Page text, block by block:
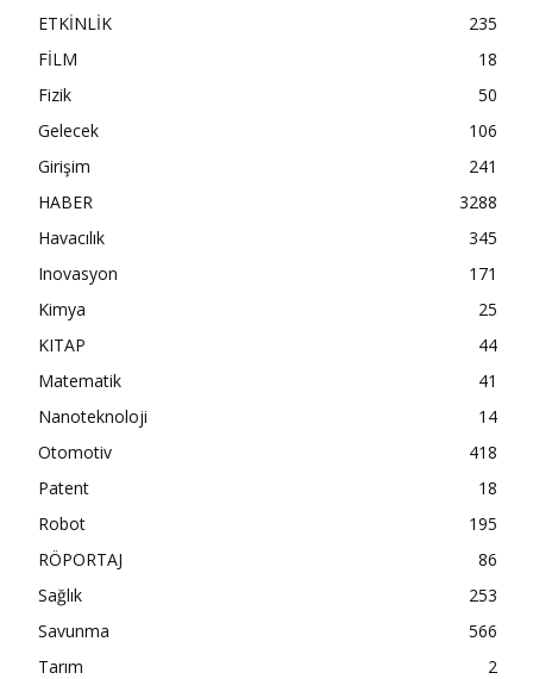
ETKİNLİK
235
FİLM
18
Fizik
50
Gelecek
106
Girişim
241
HABER
3288
Havacılık
345
Inovasyon
171
Kimya
25
KITAP
44
Matematik
41
Nanoteknoloji
14
Otomotiv
418
Patent
18
Robot
195
RÖPORTAJ
86
Sağlık
253
Savunma
566
Tarım
2